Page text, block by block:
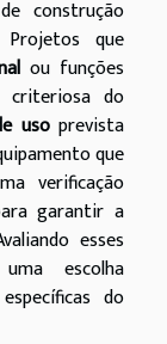
construção
que
ou funções
criteriosa do
usoprevista
que
verificação
garantir a
esses
escolha
do